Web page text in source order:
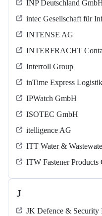
INP Deutschland
intec Gesellschaft für
INTENSE AG
INTERFRACHT
Interroll Group
inTime Express
IPWatch GmbH
ISOTEC GmbH
itelligence AG
ITT Water &
ITW Fastener Products
J
JK Defence & Security